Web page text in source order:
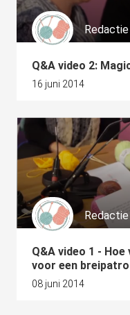
Q&A video 2:
16 juni 2014
Q&A video 1 -
voor een
08 juni 2014